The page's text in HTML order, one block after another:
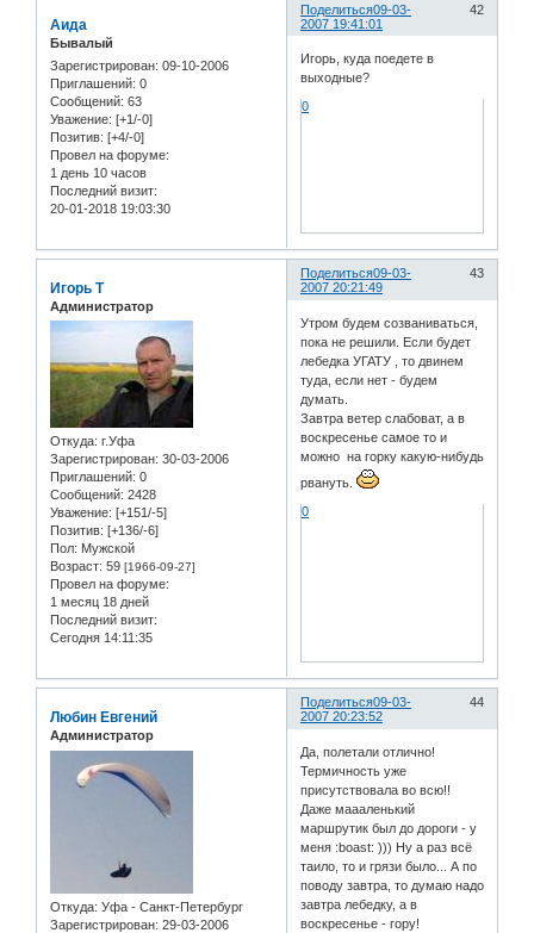
Поделиться 42
09-03-
2007 19:41:01
Аида
Бывалый
Зарегистрирован: 09-10-2006
Приглашений: 0
Сообщений: 63
Уважение: [+1/-0]
Позитив: [+4/-0]
Провел на форуме:
1 день 10 часов
Последний визит:
20-01-2018 19:03:30
Игорь, куда поедете в
выходные?
0
Поделиться 43
09-03-
2007 20:21:49
Игорь Т
Администратор
Откуда: г.Уфа
Зарегистрирован: 30-03-2006
Приглашений: 0
Сообщений: 2428
Уважение: [+151/-5]
Позитив: [+136/-6]
Пол: Мужской
Возраст: 59 [1966-09-27]
Провел на форуме:
1 месяц 18 дней
Последний визит:
Сегодня 14:11:35
Утром будем созваниваться,
пока не решили. Если будет
лебедка УГАТУ , то двинем
туда, если нет - будем
думать.
Завтра ветер слабоват, а в
воскресенье самое то и
можно на горку какую-нибудь
рвануть.
0
Поделиться 44
09-03-
2007 20:23:52
Любин Евгений
Администратор
Откуда: Уфа - Санкт-Петербург
Зарегистрирован: 29-03-2006
Да, полетали отлично!
Термичность уже
присутствовала во всю!!
Даже маааленький
маршрутик был до дороги - у
меня :boast: ))) Ну а раз всё
таило, то и грязи было... А по
поводу завтра, то думаю надо
завтра лебедку, а в
воскресенье - гору!